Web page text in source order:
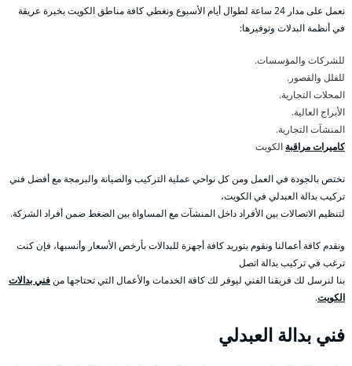
نعمل على مدار 24 ساعة لطوال أيام الأسبوع ونغطي كافة مناطق الكويت بخبرة عريقة
في أنظمة البدلات وتوفيرها:
للشركات والمؤسسات.
للفلل والقصور.
المحلات التجارية.
الأبراج العالية.
المنشآت التجارية.
كاميرات مراقبة الكويت
نختص بالجودة في العمل ومن كل نواحي عملية التركيب والصيانة والبرمجة مع أفضل فني
تركيب بدالة العبدلي في الكويت،
لتنظيم الاتصالات بين الأفراد داخل المنشآت مع المساواة بين الضغط ضمن أفراد الشركة.
ونقدم كافة أعمالنا ونقوم بتوريد كافة أجهزة للبدالات بأرخص الأسعار وأنسبها، فإن كنت
ترغب في تركيب بدالة اتصل
بنا لنرسل لك فريقنا الفني ليوفر لك كافة الخدمات والأعمال التي تحتاجها منفني بدالات
الكويت.
فني بدالة العبدلي